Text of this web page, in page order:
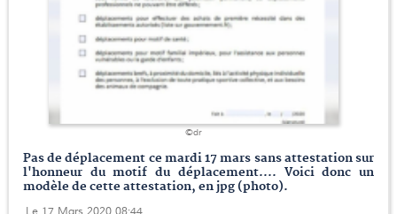
©dr
Pas de déplacement ce mardi 17 mars sans attestation sur
l'honneur du motif du déplacement.... Voici donc un
modèle de cette attestation, en jpg (photo).